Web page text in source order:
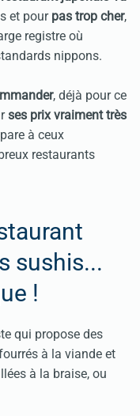
et pour pas trop cher,
registre où
nippons.
, déjà pour ce
ses prix vraiment très
à ceux
restaurants
sushis...
!
qui propose des
à la viande et
à la braise, ou